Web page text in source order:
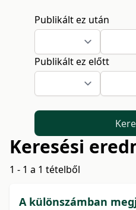
Publikált ez után
Publikált ez előtt
Keresési
1 - 1 a 1 tételből
A különszámban